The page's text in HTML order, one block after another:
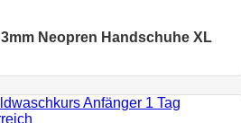
3mm Neopren Handschuhe XL